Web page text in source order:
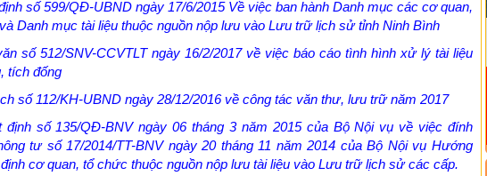
số 599/QĐ-UBND ngày 17/6/2015 Về việc ban hành Danh mục các cơ quan,
Danh mục tài liệu thuộc nguồn nộp lưu vào Lưu trữ lịch sử tỉnh Ninh Bình
số 512/SNV-CCVTLT ngày 16/2/2017 về việc báo cáo tình hình xử lý tài liệu
tích đống
số 112/KH-UBND ngày 28/12/2016 về công tác văn thư, lưu trữ năm 2017
định số 135/QĐ-BNV ngày 06 tháng 3 năm 2015 của Bộ Nội vụ về việc đính
tư số 17/2014/TT-BNV ngày 20 tháng 11 năm 2014 của Bộ Nội vụ Hướng
cơ quan, tổ chức thuộc nguồn nộp lưu tài liệu vào Lưu trữ lịch sử các cấp.